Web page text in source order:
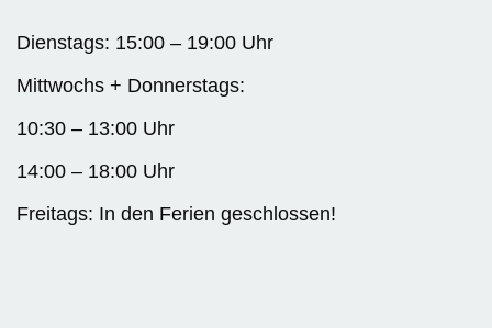
Dienstags: 15:00 – 19:00 Uhr
Mittwochs + Donnerstags:
10:30 – 13:00 Uhr
14:00 – 18:00 Uhr
Freitags: In den Ferien geschlossen!